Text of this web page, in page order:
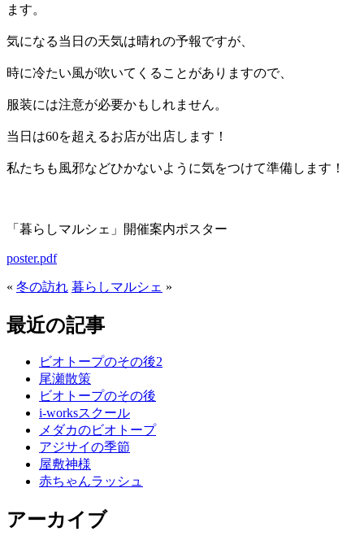
ます。
気になる当日の天気は晴れの予報ですが、
時に冷たい風が吹いてくることがありますので、
服装には注意が必要かもしれません。
当日は60を超えるお店が出店します！
私たちも風邪などひかないように気をつけて準備します！
「暮らしマルシェ」開催案内ポスター
poster.pdf
« 冬の訪れ 暮らしマルシェ »
最近の記事
ビオトープのその後2
尾瀬散策
ビオトープのその後
i-worksスクール
メダカのビオトープ
アジサイの季節
屋敷神様
赤ちゃんラッシュ
アーカイブ